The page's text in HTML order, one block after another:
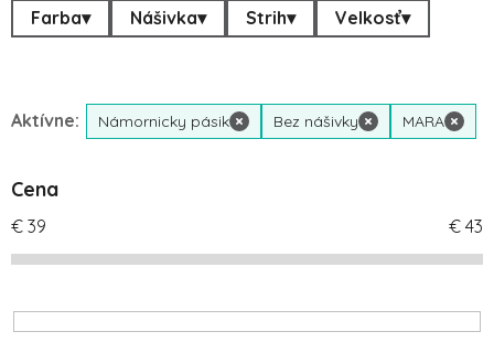
Farba▾ Nášivka▾ Strih▾ Velkosť▾
Aktívne: Námornicky pásik × Bez nášivky × MARA ×
Cena
€ 39 € 43